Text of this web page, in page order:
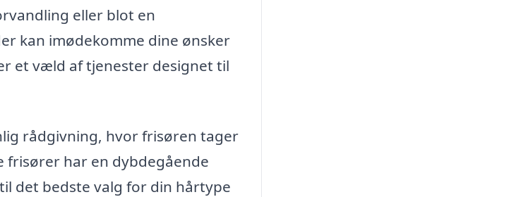
eller blot en
kan imødekomme dine ønsker
et væld af tjenester designet til
rådgivning, hvor frisøren tager
frisører har en dybdegående
det bedste valg for din hårtype